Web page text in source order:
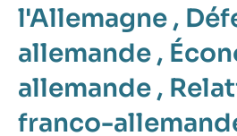
l'Allemagne ,
allemande ,
allemande ,
franco-